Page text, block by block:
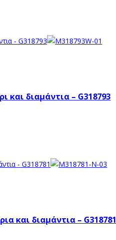
και διαμάντια – G318793
και διαμάντια – G318781